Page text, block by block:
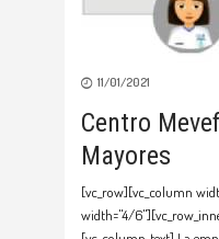
11/01/2021
Centro
Mayores
[vc_row][vc_column
width="4/